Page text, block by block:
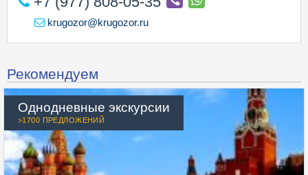
krugozor@krugozor.ru
Рекомендуем
Однодневные экскурсии
>1700 ПРЕДЛОЖЕНИЙ